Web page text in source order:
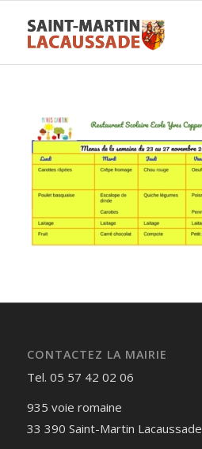
CONTACTEZ LA MAIRIE
Tel. 05 57 42 02 06
935 voie romaine
33 390 Saint-Martin Lacaussade